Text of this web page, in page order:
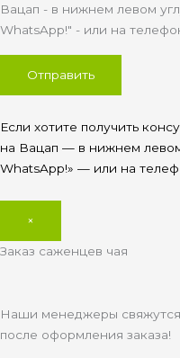
Вацап - в нижнем левом
WhatsApp!" - или на
Если хотите получить
на Вацап — в нижнем
WhatsApp!» — или на
×
Заказ саженцев чая
Наши менеджеры
после оформления заказа!